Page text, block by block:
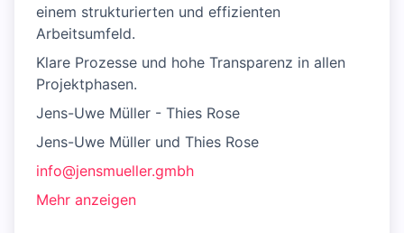
einem strukturierten und effizienten
Arbeitsumfeld.
Klare Prozesse und hohe Transparenz in allen
Projektphasen.
Jens-Uwe Müller - Thies Rose
Jens-Uwe Müller und Thies Rose
info@jensmueller.gmbh
Mehr anzeigen